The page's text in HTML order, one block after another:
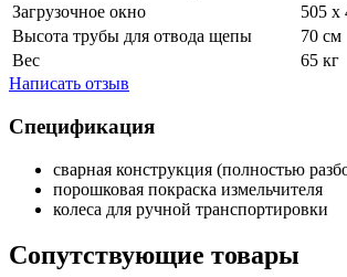
Загрузочное окно
505 х
Высота трубы для отвода щепы
70 см
Вес
65 кг
Написать отзыв
Спецификация
сварная конструкция (полностью
порошковая покраска измельчителя
колеса для ручной транспортировки
Сопутствующие товары